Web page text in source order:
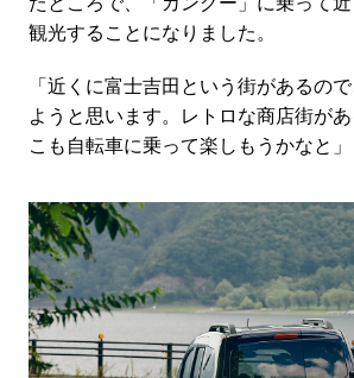
観光することになりました。
「近くに富士吉田という街があるの
ようと思います。レトロな商店街が
こも自転車に乗って楽しもうかなと」